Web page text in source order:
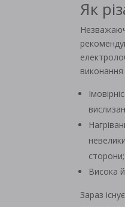
Як
сторони;
Висока
Зараз